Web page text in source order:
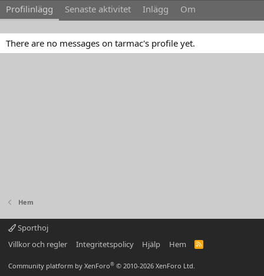
Profilinlägg Senaste aktivitet Inlägg Om
There are no messages on tarmac's profile yet.
Hem
Sporthoj
Villkor och regler
Integritetspolicy Hjälp Hem
R
Community platform by XenForo® © 2010-2026 XenForo Ltd.